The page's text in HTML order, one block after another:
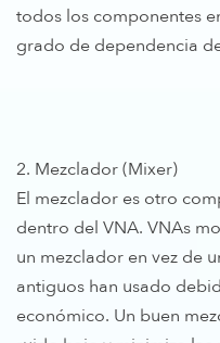
todos los componentes
grado de dependencia
2. Mezclador (Mixer)
El mezclador es otro
dentro del VNA. VNAs
un mezclador en vez de
antiguos han usado
económico. Un buen